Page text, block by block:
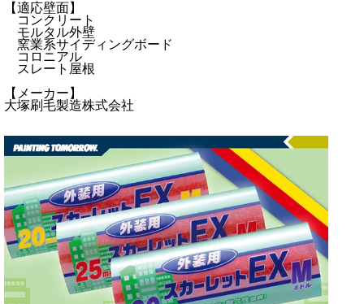
【適応壁面】
コンクリート
モルタル外壁
窯業系サイディングボード
コロニアル
スレート屋根
【メーカー】
大塚刷毛製造株式会社